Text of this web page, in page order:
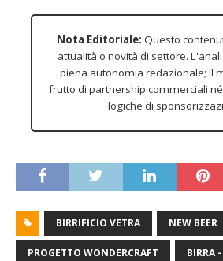
Nota Editoriale: Questo
attualità o novità di settore.
piena autonomia redazionale; il
frutto di partnership commerciali
logiche di
BIRRIFICIO VETRA NEW BEER
PROGETTO WONDERCRAFT BIRRA